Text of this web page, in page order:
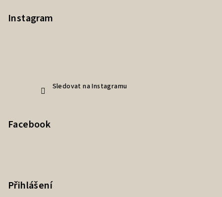
Instagram
Sledovat na Instagramu
Facebook
Přihlášení